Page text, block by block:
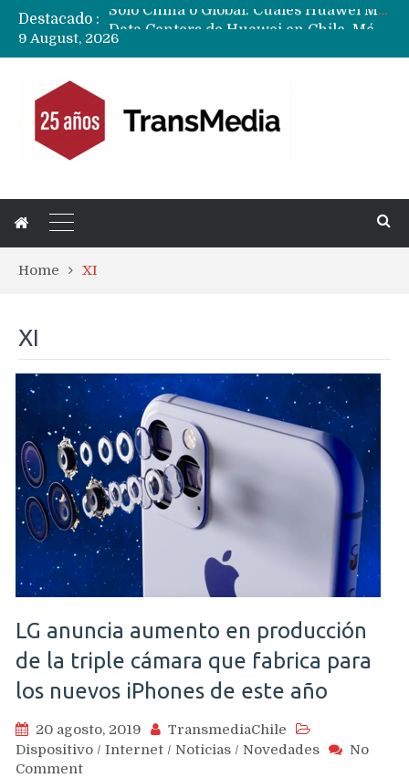
Destacado :
Data Centers de Huawei en Chile, México, Brasil,Perú y Argentina podrían verse afectados por arremetida de EE.UU
9 August, 2026
Home XI
XI
LG anuncia aumento en producción
de la triple cámara que fabrica para
los nuevos iPhones de este año
20 agosto, 2019
TransmediaChile
Dispositivo / Internet / Noticias / Novedades
No
Commenton